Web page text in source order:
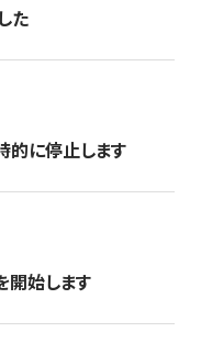
た
的に停止します
開始します